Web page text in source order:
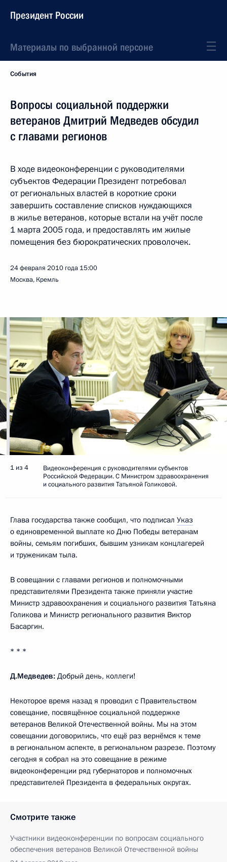
Президент России
Материалы по выбранной персоне
События
Вопросы социальной поддержки
ветеранов Дмитрий Медведев обсудил
с главами регионов
В ходе видеоконференции с руководителями
субъектов Федерации Президент потребовал
от региональных властей в короткие сроки
завершить составление списков нуждающихся
в жилье ветеранов, которые встали на учёт после
1 марта 2005 года, и предоставлять им жилые
помещения без бюрократических проволочек.
24 февраля 2010 года 15:00
Москва, Кремль
1 из 4
Видеоконференция с руководителями субъектов
Российской Федерации. С Министром здравоохранения
и социального развития Татьяной Голиковой.
Глава государства также сообщил, что подписал Указ
о единовременной выплате ко Дню Победы ветеранам
войны, семьям погибших, бывшим узникам концлагерей
и труженикам тыла.
В совещании с главами регионов и полномочными
представителями Президента также приняли участие
Министр здравоохранения и социального развития Татьяна
Голикова и Министр регионального развития Виктор
Басаргин.
* * *
Д.Медведев: Добрый день, коллеги!
Некоторое время назад я проводил с Правительством
совещание, посвящённое социальной поддержке
ветеранов Великой Отечественной войны. Мы на этом
совещании договорились, что ещё раз вернёмся к теме
в региональном аспекте, в региональном разрезе. Поэтому
сегодня я собрал на это совещание в режиме
видеоконференции ряд губернаторов и полномочных
представителей Президента в федеральных округах.
Смотрите также
Участники видеоконференции по вопросам социального
обеспечения ветеранов Великой Отечественной войны